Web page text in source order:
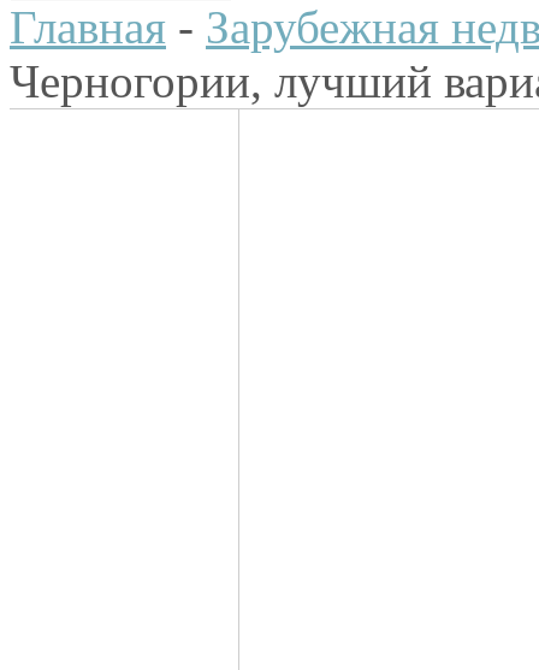
Главная - Зарубежная
Черногории, лучший